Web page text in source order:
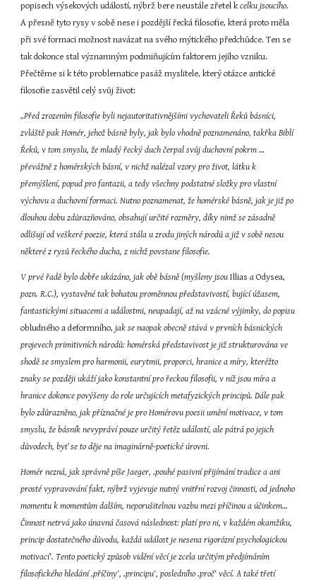
popisech výsekových událostí, nýbrž bere neustále zřetel k celku jsoucího.
A přesně tyto rysy v sobě nese i pozdější řecká filosofie, která proto měla
při své formaci možnost navázat na svého mýtického předchůdce. Ten se
tak dokonce stal významným podmiňujícím faktorem jejího vzniku.
Přečtěme si k této problematice pasáž myslitele, který otázce antické
filosofie zasvětil celý svůj život:
„Před zrozením filosofie byli nejautoritativnějšími vychovateli Řeků básníci,
zvláště pak Homér, jehož básně byly, jak bylo vhodně poznamenáno, takřka Biblí
Řeků, v tom smyslu, že mladý řecký duch čerpal svůj duchovní pokrm …
převážně z homérských básní, v nichž nalézal vzory pro život, látku k
přemýšlení, popud pro fantazii, a tedy všechny podstatné složky pro vlastní
výchovu a duchovní formaci. Nutno poznamenat, že homérské básně, jak je již po
dlouhou dobu zdůrazňováno, obsahují určité rozměry, díky nimž se zásadně
odlišují od veškeré poezie, která stála u zrodu jiných národů a již v sobě nesou
některé z rysů řeckého ducha, z nichž povstane filosofie.
V prvé řadě bylo dobře ukázáno, jak obě básně (myšleny jsou Illias a
pozn. R.C.), vystavěné tak bohatou proměnnou představivostí, bující úžasem,
fantastickými situacemi a událostmi, neupadají, až na vzácné výjimky, do popisu
obludného a deformního, jak se naopak obecně stává v prvních básnických
projevech primitivních národů: homérská představivost je již strukturována ve
shodě se smyslem pro harmonii, eurytmii, proporci, hranice a míry, kteréžto
znaky se později ukáží jako konstantní pro řeckou filosofii, v níž jsou míra a
hranice dokonce povýšeny do role určujících metafyzických principů. Dále pak
bylo zdůrazněno, jak příznačné je pro Homérovu poesii umění motivace, v tom
smyslu, že básník nevypráví pouze určitý řetěz událostí, ale pátrá po jejich
důvodech, byť se to děje na imaginárně-poetické úrovni.
Homér nezná, jak správně píše Jaeger, ‚pouhé pasivní přijímání tradice a ani
prosté vypravování fakt, nýbrž vyjevuje nutný vnitřní rozvoj činnosti, od jednoho
momentu k momentům dalším, neporušitelnou vazbu mezi příčinou a účinkem…
Činnost netrvá jako únavná časová následnost: platí pro ni, v každém okamžiku,
princip dostatečného důvodu, každá událost je nesena rigorózní psychologickou
motivací‘. Tento poetický způsob vidění věcí je zcela určitým předjímáním
filosofického hledání ‚příčiny‘, ‚principu‘, posledního ‚proč‘ věcí. A také třetí